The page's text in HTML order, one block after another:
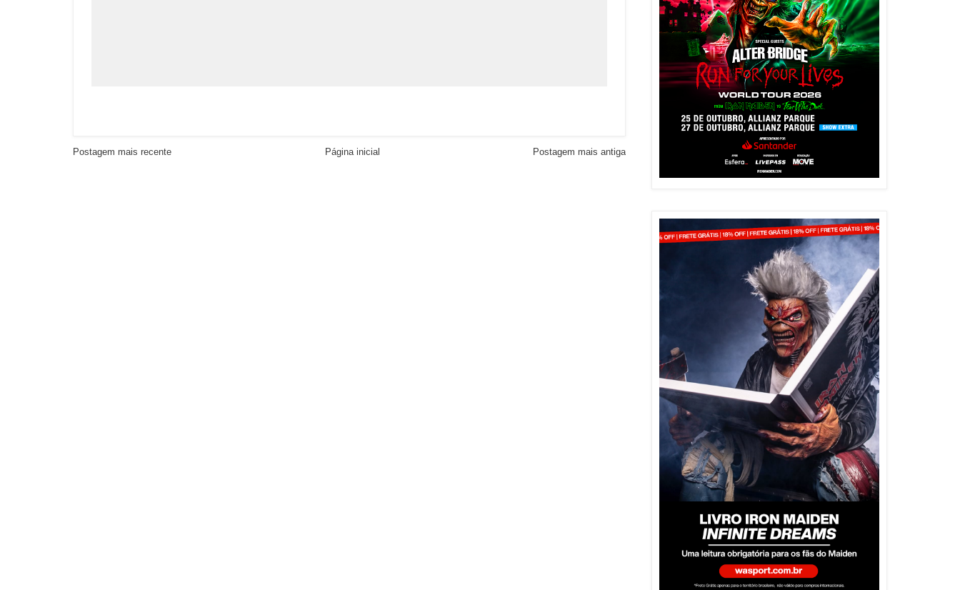
Postagem mais recente Postagem mais antiga
Página inicial